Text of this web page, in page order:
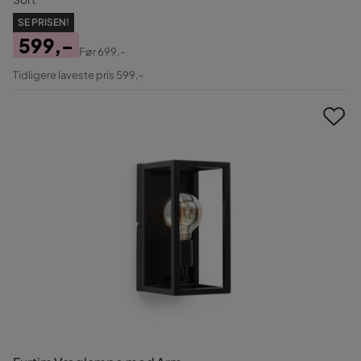
SE PRISEN!
Pris
599,-
Original
Før699,-
Tidligere laveste pris 599,-